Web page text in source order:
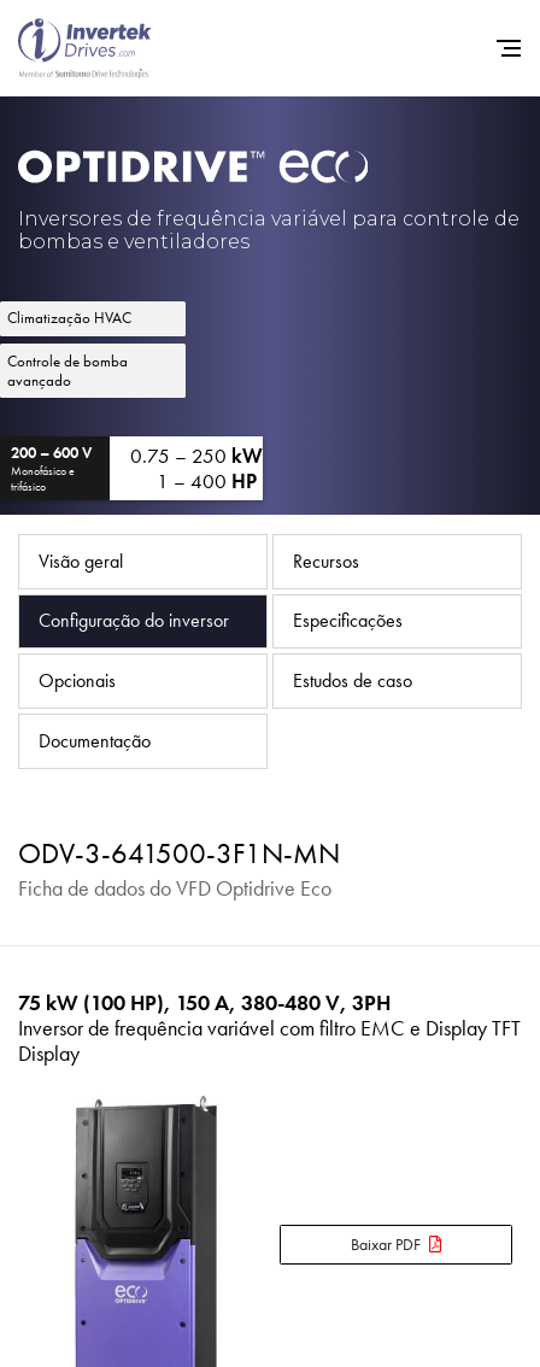
Inversores de frequência variável para controle de
bombas e ventiladores
Climatização HVAC
Controle de bomba
avançado
200 – 600 V
Monofásico e
trifásico
0.75 – 250 kW
1 – 400 HP
Visão geral Recursos
Configuração do inversor Especificações
Opcionais Estudos de caso
Documentação
ODV-3-641500-3F1N-MN
Ficha de dados do VFD Optidrive Eco
75 kW (100 HP), 150 A, 380-480 V, 3PH
Inversor de frequência variável com filtro EMC e Display TFT
Display
Baixar PDF
Início
Inversores de frequência
Mapa do site
iSource Logar